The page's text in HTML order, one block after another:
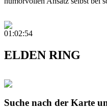
01:02:54
ELDEN RING
Suche nach der Karte